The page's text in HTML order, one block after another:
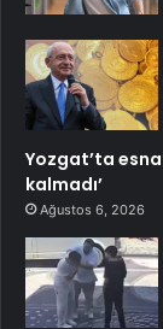
Yozgat’ta
kalmadı’
Ağustos 6, 2026